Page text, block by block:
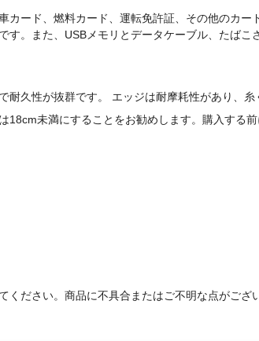
カード、燃料カード、運転免許証、その他のカー
す。また、 USBメモリとデータケーブル、たばこ
耐久性が抜群です。 エッジは耐摩耗性があり、糸
18cm未満にすることをお勧めします。購入する
ださい。商品に不具合またはご不明な点がござ